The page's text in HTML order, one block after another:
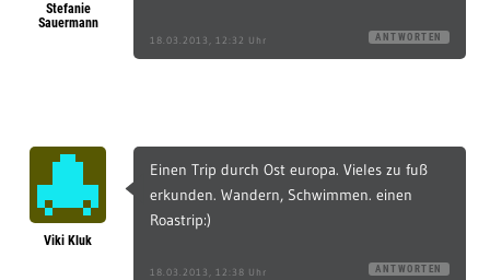
Stefanie
Sauermann
18.03.2013, 12:32 Uhr ANTWORTEN
Viki Kluk
Einen Trip durch Ost europa. Vieles zu fuß
erkunden. Wandern, Schwimmen. einen
Roastrip:)
18.03.2013, 12:38 Uhr ANTWORTEN